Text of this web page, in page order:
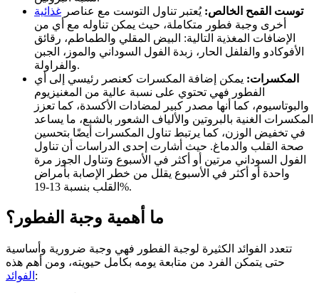
توست القمح الخالص:يُعتبر تناول التوست مع عناصر غذائية
أخرى وجبة فطور متكاملة، حيث يمكن تناوله مع أي من
الإضافات المغذية التالية: البيض المقلي والطماطم، رقائق
الأفوكادو والفلفل الحار، زبدة الفول السوداني والموز، الجبن
والفراولة.
المكسرات: يمكن إضافة المكسرات كعنصر رئيسي إلى أي
الفطور فهي تحتوي على نسبة عالية من المغنيزيوم
والبوتاسيوم، كما أنها مصدر كبير لمضادات الأكسدة، كما تعزز
المكسرات الغنية بالبروتين والألياف الشعور بالشبع، ما يساعد
في تخفيض الوزن، كما يرتبط تناول المكسرات أيضًا بتحسين
صحة القلب والدماغ. حيث أشارت إحدى الدراسات أن تناول
الفول السوداني مرتين أو أكثر في الأسبوع وتناول الجوز مرة
واحدة أو أكثر في الأسبوع يقلل من خطر الإصابة بأمراض
القلب بنسبة 13-19%.
ما أهمية وجبة الفطور؟
تتعدد الفوائد الكثيرة لوجبة الفطور فهي وجبة ضرورية وأساسية
حتى يتمكن الفرد من متابعة يومه بكامل حيويته، ومن أهم هذه
الفوائد :